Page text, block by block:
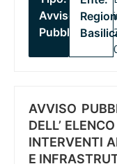
Avviso
Pubblico
AVVISO
DELL’
INTERVENTI
E